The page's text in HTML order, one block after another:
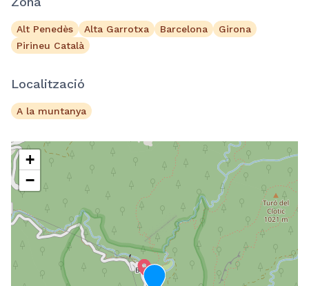
Alt Penedès Alta Garrotxa Barcelona
Girona
Pirineu Català
Localització
A la muntanya
+
−